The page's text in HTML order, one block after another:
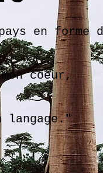
en
coeur,
langage."